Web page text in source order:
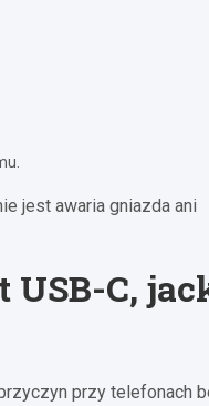
jest awaria gniazda ani
C,
przy telefonach